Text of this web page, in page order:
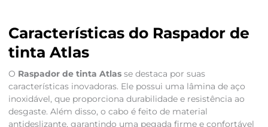
Características do Raspador de
tinta Atlas
O Raspador de tinta Atlasse destaca por suas
características inovadoras. Ele possui uma lâmina de aço
inoxidável, que proporciona durabilidade e resistência ao
desgaste. Além disso, o cabo é feito de material
antideslizante, garantindo uma pegada firme e confortável